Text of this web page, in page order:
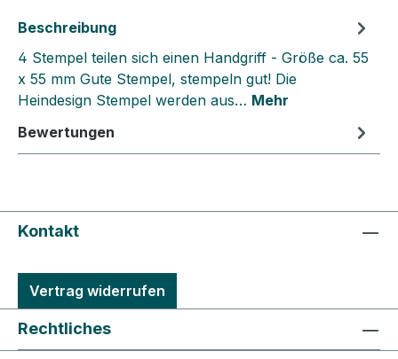
Beschreibung
4 Stempel teilen sich einen Handgriff - Größe ca. 55
x 55 mm Gute Stempel, stempeln gut! Die
Heindesign Stempel werden aus… Mehr
Bewertungen
Kontakt
Vertrag widerrufen
Rechtliches